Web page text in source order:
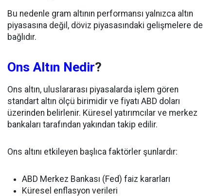
Bu nedenle gram altının performansı yalnızca altın
piyasasına değil, döviz piyasasındaki gelişmelere de
bağlıdır.
Ons Altın Nedir?
Ons altın, uluslararası piyasalarda işlem gören
standart altın ölçü birimidir ve fiyatı ABD doları
üzerinden belirlenir. Küresel yatırımcılar ve merkez
bankaları tarafından yakından takip edilir.
Ons altını etkileyen başlıca faktörler şunlardır:
ABD Merkez Bankası (Fed) faiz kararları
Küresel enflasyon verileri